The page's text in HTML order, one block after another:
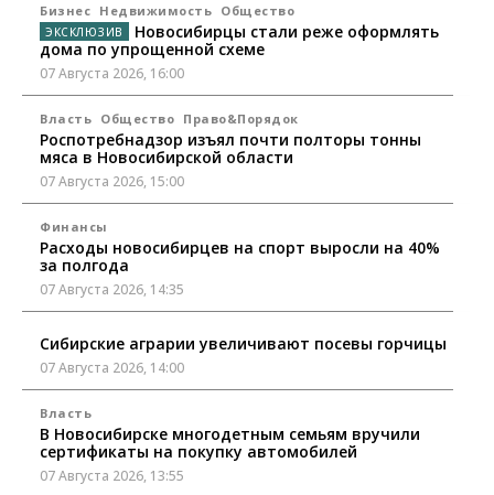
Бизнес Недвижимость Общество
Новосибирцы стали реже оформлять
дома по упрощенной схеме
07 Августа 2026, 16:00
Власть Общество Право&Порядок
Роспотребнадзор изъял почти полторы тонны
мяса в Новосибирской области
07 Августа 2026, 15:00
Финансы
Расходы новосибирцев на спорт выросли на 40%
за полгода
07 Августа 2026, 14:35
Сибирские аграрии увеличивают посевы горчицы
07 Августа 2026, 14:00
Власть
В Новосибирске многодетным семьям вручили
сертификаты на покупку автомобилей
07 Августа 2026, 13:55